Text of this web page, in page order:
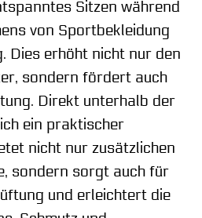
Sitzen während
von Sportbekleidung
Dies erhöht nicht nur den
sondern fördert auch
Direkt unterhalb der
ein praktischer
nicht nur zusätzlichen
sondern sorgt auch für
und erleichtert die